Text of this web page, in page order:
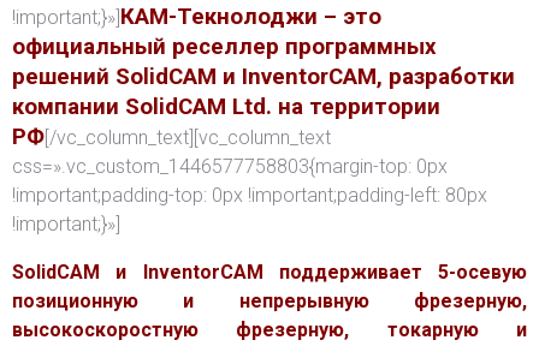
!important;}»]КАМ-Текнолоджи – это
официальный реселлер программных
решений SolidCAM и InventorCAM, разработки
компании SolidCAM Ltd. на территории
РФ[/vc_column_text][vc_column_text
css=».vc_custom_1446577758803{margin-top: 0px
!important;padding-top: 0px !important;padding-left: 80px
!important;}»]
SolidCAM и InventorCAM поддерживает 5-осевую
позиционную и непрерывную фрезерную,
высокоскоростную фрезерную, токарную и